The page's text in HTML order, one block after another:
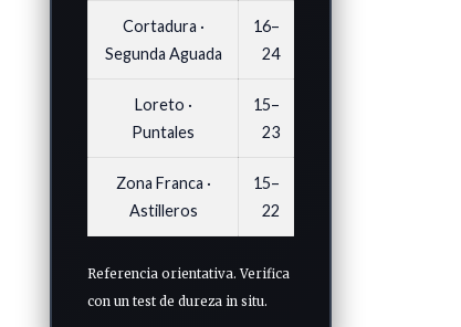
Cortadura ·
Segunda Aguada
16–
24
Loreto ·
Puntales
15–
23
Zona Franca ·
Astilleros
15–
22
Referencia orientativa. Verifica
con un test de dureza in situ.